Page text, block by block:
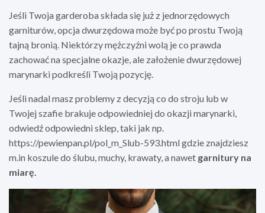
Jeśli Twoja garderoba składa się już z jednorzędowych
garniturów, opcja dwurzędowa może być po prostu Twoją
tajną bronią. Niektórzy mężczyźni wolą je co prawda
zachować na specjalne okazje, ale założenie dwurzędowej
marynarki podkreśli Twoją pozycję.
Jeśli nadal masz problemy z decyzją co do stroju lub w
Twojej szafie brakuje odpowiedniej do okazji marynarki,
odwiedź odpowiedni sklep, taki jak np.
https://pewienpan.pl/pol_m_Slub-593.html gdzie znajdziesz
m.in koszule do ślubu, muchy, krawaty, a nawet garnitury na
miarę.